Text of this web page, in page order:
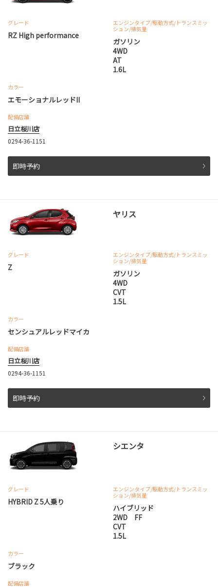
グレード
RZ High performance
エンジンタイプ/駆動方式/トランスミッ
ション/排気量
ガソリン
4WD
AT
1.6L
カラー
エモーショナルレッドII
配備店舗
日立桜川店
0294-36-1151
即時予約
ヤリス
グレード
Z
エンジンタイプ/駆動方式/トランスミッ
ション/排気量
ガソリン
4WD
CVT
1.5L
カラー
センシュアルレッドマイカ
配備店舗
日立桜川店
0294-36-1151
即時予約
シエンタ
グレード
HYBRID Z 5人乗り
エンジンタイプ/駆動方式/トランスミッ
ション/排気量
ハイブリッド
2WD FF
CVT
1.5L
カラー
ブラック
配備店舗